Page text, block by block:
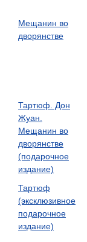
Мещанин во
дворянстве
Тартюф. Дон
Жуан.
Мещанин во
дворянстве
(подарочное
издание)
Тартюф
(эксклюзивное
подарочное
издание)